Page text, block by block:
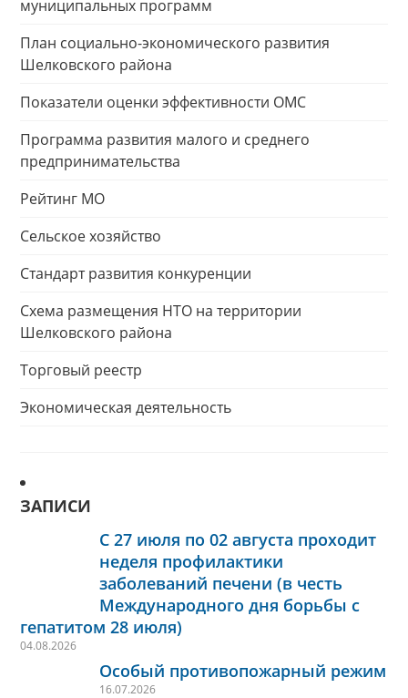
муниципальных программ
План социально-экономического развития
Шелковского района
Показатели оценки эффективности ОМС
Программа развития малого и среднего
предпринимательства
Рейтинг МО
Сельское хозяйство
Стандарт развития конкуренции
Схема размещения НТО на территории
Шелковского района
Торговый реестр
Экономическая деятельность
ЗАПИСИ
С 27 июля по 02 августа проходит
неделя профилактики
заболеваний печени (в честь
Международного дня борьбы с
гепатитом 28 июля)
04.08.2026
Особый противопожарный режим
16.07.2026